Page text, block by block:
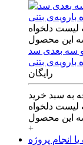
لیست دلخواه
این محصول
و‌ سه بعدی‌ سد
رایگان
به سبد خرید
لیست دلخواه
این محصول
+
انجام پروژه